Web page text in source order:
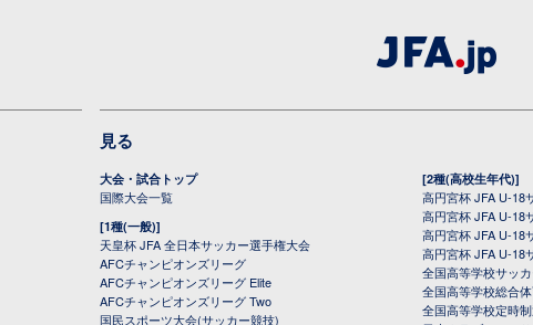
見る
大会・試合トップ
国際大会一覧
[1種(一般)]
天皇杯 JFA 全日本サッカー選手権大会
AFCチャンピオンズリーグ
AFCチャンピオンズリーグ Elite
AFCチャンピオンズリーグ Two
国民スポーツ大会(サッカー競技)
[2種(高校生年代)]
高円宮杯 JFA U-18
高円宮杯 JFA U-18
高円宮杯 JFA U-18
高円宮杯 JFA U-18
全国高等学校サッ
全国高等学校総合
全国高等学校定時